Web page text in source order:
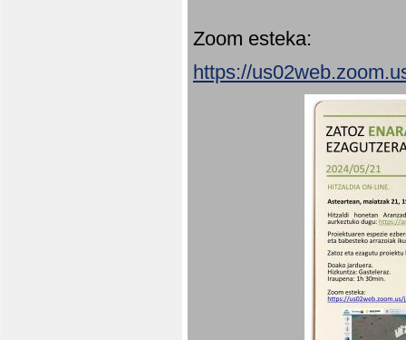
Zoom esteka:
https://